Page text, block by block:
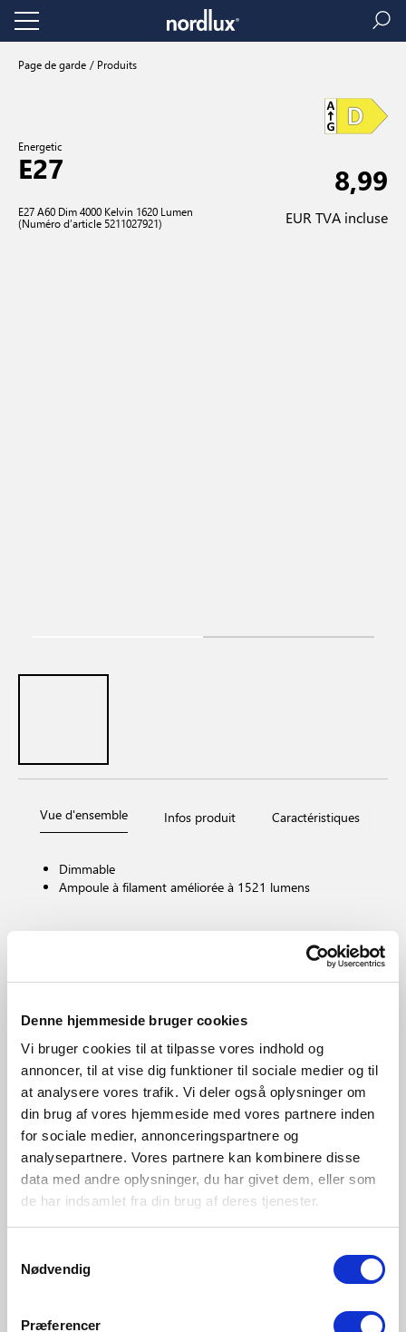
Denne hjemmeside bruger cookies
Vi bruger cookies til at tilpasse vores indhold og
annoncer, til at vise dig funktioner til sociale medier og til
at analysere vores trafik. Vi deler også oplysninger om
din brug af vores hjemmeside med vores partnere inden
for sociale medier, annonceringspartnere og
analysepartnere. Vores partnere kan kombinere disse
data med andre oplysninger, du har givet dem, eller som
de har indsamlet fra din brug af deres tjenester.
Nødvendig
Præferencer
Page de garde Produits
Energetic
E27
E27 A60 Dim 4000 Kelvin 1620 Lumen
(Numéro d’article 5211027921)
8,99
EUR TVA incluse
Vue d'ensemble Infos produit Caractéristiques
Dimmable
Ampoule à filament améliorée à 1521 lumens
Dimmable ?
Température de couleur (K)
4000
Luminosité de l’éclairage (Lumen)
1620.0
Zone
Divers (selon installation)
Matière première
Verrerie
5181023121
1055 Lumen
5181006521